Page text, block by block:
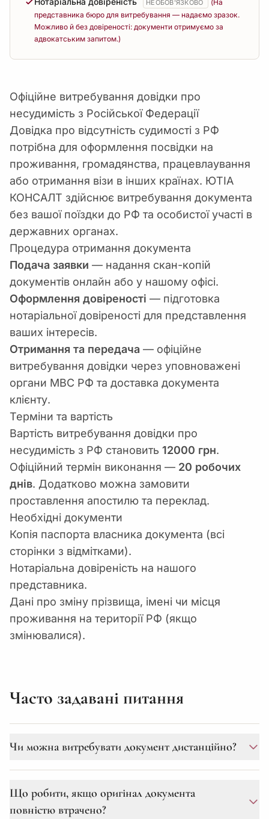
НЕОБОВ'ЯЗКОВО
(На
представника бюро для витребування — надаємо зразок.
Можливо й без довіреності: документи отримуємо за
адвокатським запитом.)
Офіційне витребування довідки про
несудимість з Російської Федерації
Довідка про відсутність судимості з РФ
потрібна для оформлення посвідки на
проживання, громадянства, працевлаування
або отримання візи в інших країнах. ЮТІА
КОНСАЛТ здійснює витребування документа
без вашої поїздки до РФ та особистої участі в
державних органах.
Процедура отримання документа
Подача заявки — надання скан-копій
документів онлайн або у нашому офісі.
Оформлення довіреності — підготовка
нотаріальної довіреності для представлення
ваших інтересів.
Отримання та передача — офіційне
витребування довідки через уповноважені
органи МВС РФ та доставка документа
клієнту.
Терміни та вартість
Вартість витребування довідки про
несудимість з РФ становить 12000 грн.
Офіційний термін виконання — 20 робочих
днів. Додатково можна замовити
проставлення апостилю та переклад.
Необхідні документи
Копія паспорта власника документа (всі
сторінки з відмітками).
Нотаріальна довіреність на нашого
представника.
Дані про зміну прізвища, імені чи місця
проживання на території РФ (якщо
змінювалися).
Часто задавані питання
Чи можна витребувати документ дистанційно?
достатньо оформити нотаріальну довіреність у
будь-якого нотаріуса (в Україні чи за кордоном) та
Що робити, якщо оригінал документа
повністю втрачено?